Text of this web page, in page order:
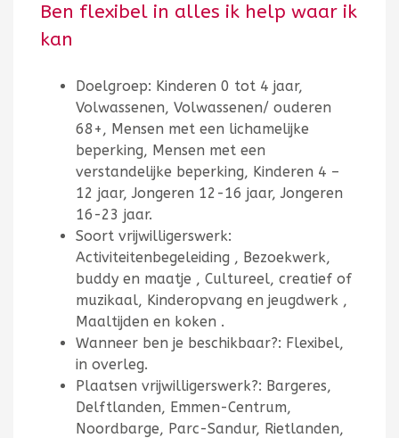
Ben flexibel in alles ik help waar ik
kan
Doelgroep: Kinderen 0 tot 4 jaar,
Volwassenen, Volwassenen/ ouderen
68+, Mensen met een lichamelijke
beperking, Mensen met een
verstandelijke beperking, Kinderen 4 –
12 jaar, Jongeren 12-16 jaar, Jongeren
16-23 jaar.
Soort vrijwilligerswerk:
Activiteitenbegeleiding , Bezoekwerk,
buddy en maatje , Cultureel, creatief of
muzikaal, Kinderopvang en jeugdwerk ,
Maaltijden en koken .
Wanneer ben je beschikbaar?: Flexibel,
in overleg.
Plaatsen vrijwilligerswerk?: Bargeres,
Delftlanden, Emmen-Centrum,
Noordbarge, Parc-Sandur, Rietlanden,